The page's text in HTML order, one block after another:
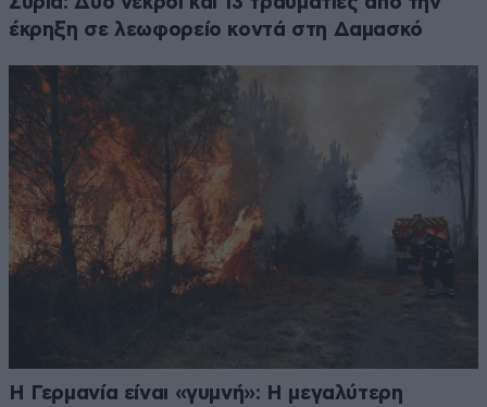
έκρηξη σε λεωφορείο κοντά στη Δαμασκό
Η Γερμανία είναι «γυμνή»: Η μεγαλύτερη